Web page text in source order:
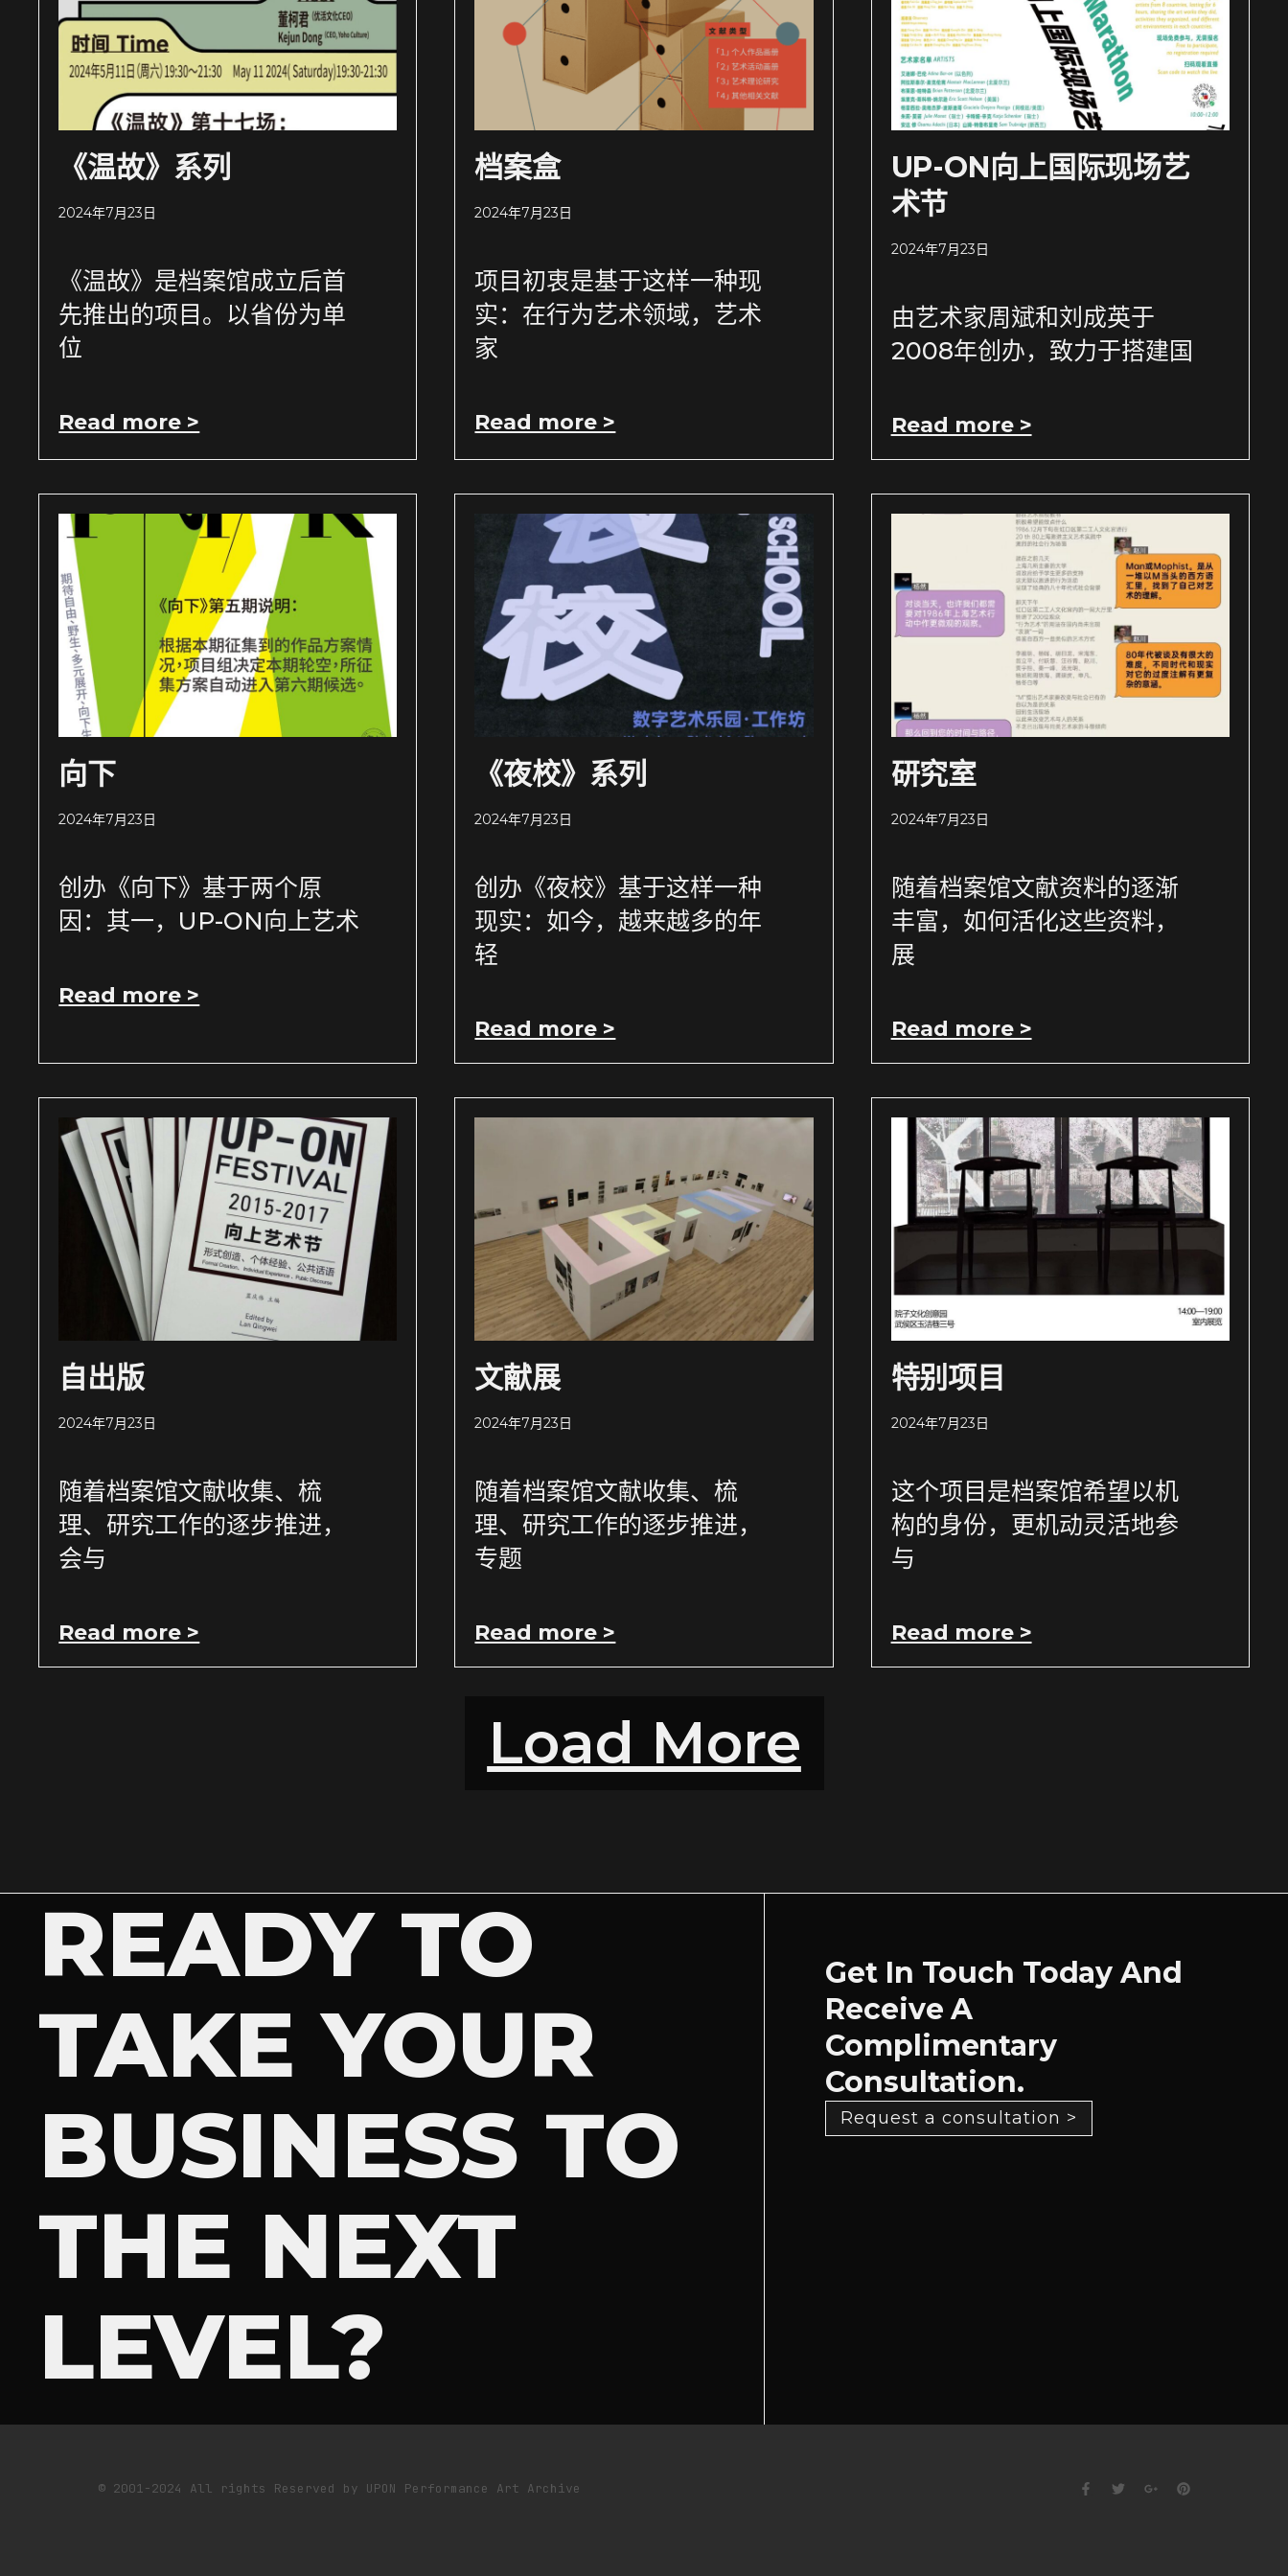
《温故》系列
2024年7月23日
《温故》是档案馆成立后首
先推出的项目。以省份为单
位
Read more >
档案盒
2024年7月23日
项目初衷是基于这样一种现
实：在行为艺术领域，艺术
家
Read more >
UP-ON向上国际现场艺
术节
2024年7月23日
由艺术家周斌和刘成英于
2008年创办，致力于搭建国
Read more >
向下
2024年7月23日
创办《向下》基于两个原
因：其一，UP-ON向上艺术
Read more >
《夜校》系列
2024年7月23日
创办《夜校》基于这样一种
现实：如今，越来越多的年
轻
Read more >
研究室
2024年7月23日
随着档案馆文献资料的逐渐
丰富，如何活化这些资料，
展
Read more >
自出版
2024年7月23日
随着档案馆文献收集、梳
理、研究工作的逐步推进，
会与
Read more >
文献展
2024年7月23日
随着档案馆文献收集、梳
理、研究工作的逐步推进，
专题
Read more >
特别项目
2024年7月23日
这个项目是档案馆希望以机
构的身份，更机动灵活地参
与
Read more >
Load More
READY TO
TAKE YOUR
BUSINESS TO
THE NEXT
LEVEL?
Get In Touch Today And
Receive A
Complimentary
Consultation.
Request a consultation >
© 2001-2024 All rights Reserved by UPON Performance Art Archive